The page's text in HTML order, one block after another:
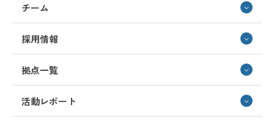
チーム
採用情報
拠点一覧
活動レポート